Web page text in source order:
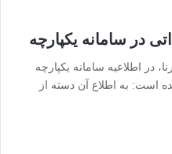
در اطلاعیه سامانه یکپارچه
است: به اطلاع آن دسته از